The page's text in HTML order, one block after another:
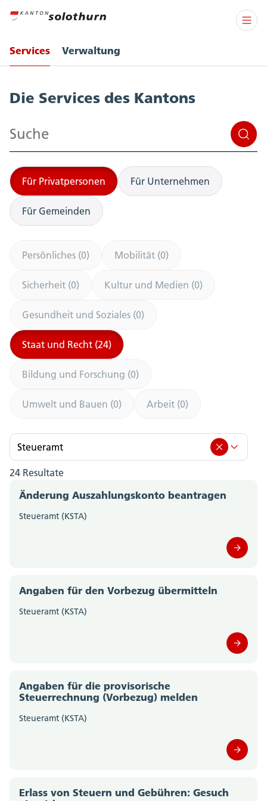
Services Verwaltung
Die Services des Kantons
Suchen
Für Privatpersonen Für Unternehmen
Für Gemeinden
Persönliches (0) Mobilität (0)
Sicherheit (0) Kultur und Medien (0)
Gesundheit und Soziales (0)
Staat und Recht (24)
Bildung und Forschung (0)
Umwelt und Bauen (0) Arbeit (0)
Steueramt
Steueramt (24)
Amt für Berufsbildung, Mittel- und Hochschulen
(0)
Amt für Landwirtschaft (0)
Amt für Militär und Bevölkerungsschutz (0)
24 Resultate
Änderung Auszahlungskonto beantragen
Steueramt (KSTA)
Angaben für den Vorbezug übermitteln
Steueramt (KSTA)
Angaben für die provisorische
Steuerrechnung (Vorbezug) melden
Steueramt (KSTA)
Erlass von Steuern und Gebühren: Gesuch